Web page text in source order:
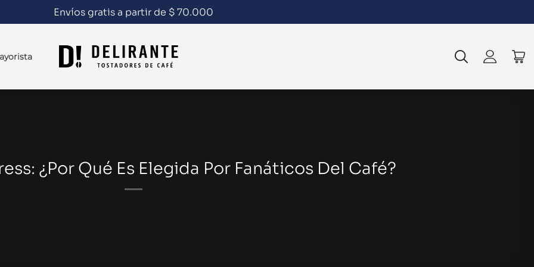
Envíos gratis a partir de $ 70.000
¿Por Qué Es Elegida Por Fanáticos Del Café?